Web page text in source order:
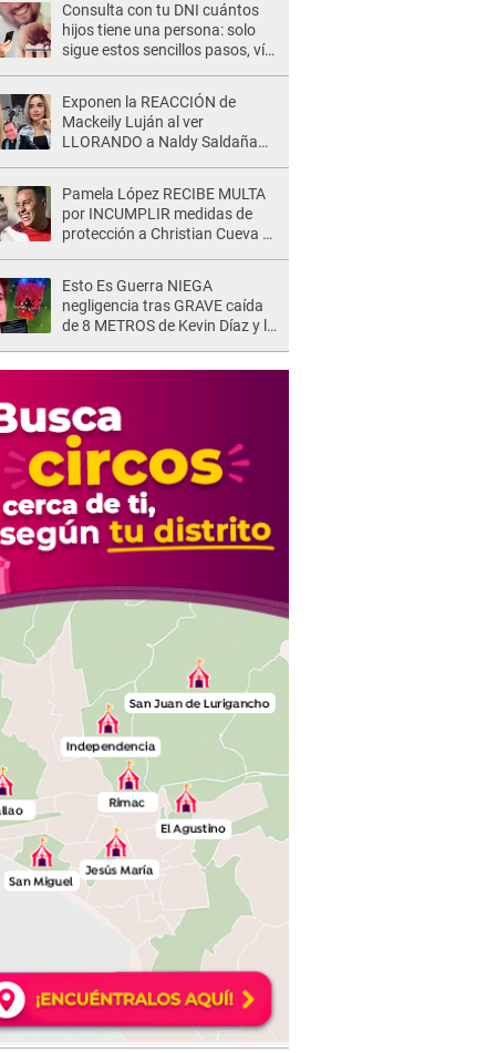
Consulta con tu DNI cuántos
hijos tiene una persona: solo
sigue estos sencillos pasos, vía
Exponen la REACCIÓN de
Mackeily Luján al ver
LLORANDO a Naldy Saldaña
Pamela López RECIBE MULTA
por INCUMPLIR medidas de
protección a Christian Cueva y
Esto Es Guerra NIEGA
negligencia tras GRAVE caída
de 8 METROS de Kevin Díaz y lo